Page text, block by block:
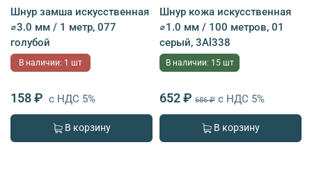
Шнур замша искусственная
⌀3.0 мм / 1 метр, 077
голубой
В наличии: 1 шт
158 ₽ с НДС 5%
В корзину
Шнур кожа искусственная
⌀1.0 мм / 100 метров, 01
серый, 3Al338
В наличии: 15 шт
652 ₽ 686 ₽ с НДС 5%
В корзину